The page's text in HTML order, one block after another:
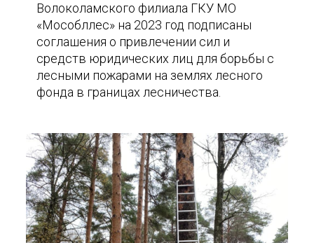
Волоколамского филиала ГКУ МО
«Мособллес» на 2023 год подписаны
соглашения о привлечении сил и
средств юридических лиц для борьбы с
лесными пожарами на землях лесного
фонда в границах лесничества.